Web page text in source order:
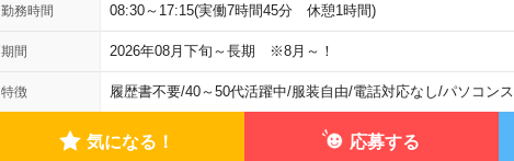
勤務時間 08:30～17:15(実働7時間45分 休憩1時間)
期間 2026年08月下旬～長期 ※8月～！
特徴 履歴書不要/40～50代活躍中/服装自由/電話対応なし/パソコン
気になる！ 応募する